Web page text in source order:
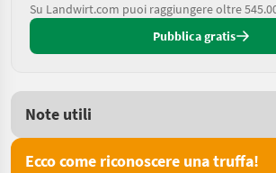
Su Landwirt.com puoi raggiungere oltre
Pubblica gratis
Note utili
Ecco come riconoscere una truffa!